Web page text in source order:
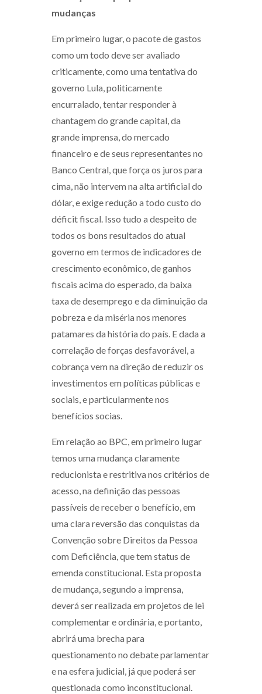
mudanças
Em primeiro lugar, o pacote de gastos
como um todo deve ser avaliado
criticamente, como uma tentativa do
governo Lula, politicamente
encurralado, tentar responder à
chantagem do grande capital, da
grande imprensa, do mercado
financeiro e de seus representantes no
Banco Central, que força os juros para
cima, não intervem na alta artificial do
dólar, e exige redução a todo custo do
déficit fiscal. Isso tudo a despeito de
todos os bons resultados do atual
governo em termos de indicadores de
crescimento econômico, de ganhos
fiscais acima do esperado, da baixa
taxa de desemprego e da diminuição da
pobreza e da miséria nos menores
patamares da história do país. E dada a
correlação de forças desfavorável, a
cobrança vem na direção de reduzir os
investimentos em políticas públicas e
sociais, e particularmente nos
benefícios socias.
Em relação ao BPC, em primeiro lugar
temos uma mudança claramente
reducionista e restritiva nos critérios de
acesso, na definição das pessoas
passíveis de receber o benefício, em
uma clara reversão das conquistas da
Convenção sobre Direitos da Pessoa
com Deficiência, que tem status de
emenda constitucional. Esta proposta
de mudança, segundo a imprensa,
deverá ser realizada em projetos de lei
complementar e ordinária, e portanto,
abrirá uma brecha para
questionamento no debate parlamentar
e na esfera judicial, já que poderá ser
questionada como inconstitucional.